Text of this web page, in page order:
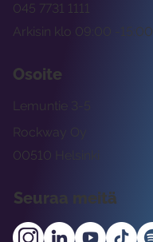
Arkisin klo 09:00 -15:00
045 7731 1111
Osoite
Rockway Oy
Lemuntie 3-5
00510 Helsinki
Seuraa meitä